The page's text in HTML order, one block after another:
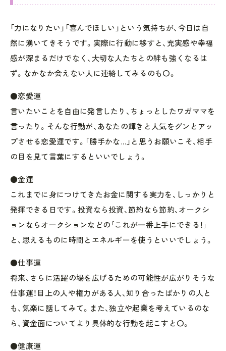
「力になりたい」「喜んでほしい」という気持ちが、今日は自
然に湧いてきそうです。実際に行動に移すと、充実感や幸福
感が深まるだけでなく、大切な人たちとの絆も強くなるは
ず。なかなか会えない人に連絡してみるのも〇。
●恋愛運
言いたいことを自由に発言したり、ちょっとしたワガママを
言ったり。そんな行動が、あなたの輝きと人気をグンとアッ
プさせる恋愛運です。「勝手かな…」と思うお願いこそ、相手
の目を見て言葉にするといいでしょう。
●金運
これまでに身につけてきたお金に関する実力を、しっかりと
発揮できる日です。投資なら投資、節約なら節約、オークシ
ョンならオークションなどの｢これが一番上手にできる！｣
と、思えるものに時間とエネルギーを使うといいでしょう。
●仕事運
将来、さらに活躍の場を広げるための可能性が広がりそうな
仕事運！目上の人や権力がある人、知り合ったばかりの人と
も、気楽に話してみて。また、独立や起業を考えているのな
ら、資金面についてより具体的な行動を起こすと〇。
●健康運